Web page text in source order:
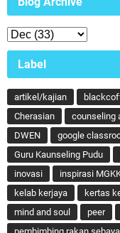
Label
artikel/kajian
Cherasian
counseling
DWEN
google
Guru Kaunseling Pudu
inovasi
inspirasi
kelab kerjaya
kertas
mind and soul
peer